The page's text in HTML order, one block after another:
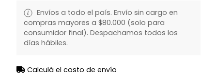
Envíos a todo el país. Envío sin cargo en
compras mayores a $80.000 (solo para
consumidor final). Despachamos todos los
días hábiles.
Calculá el costo de envío